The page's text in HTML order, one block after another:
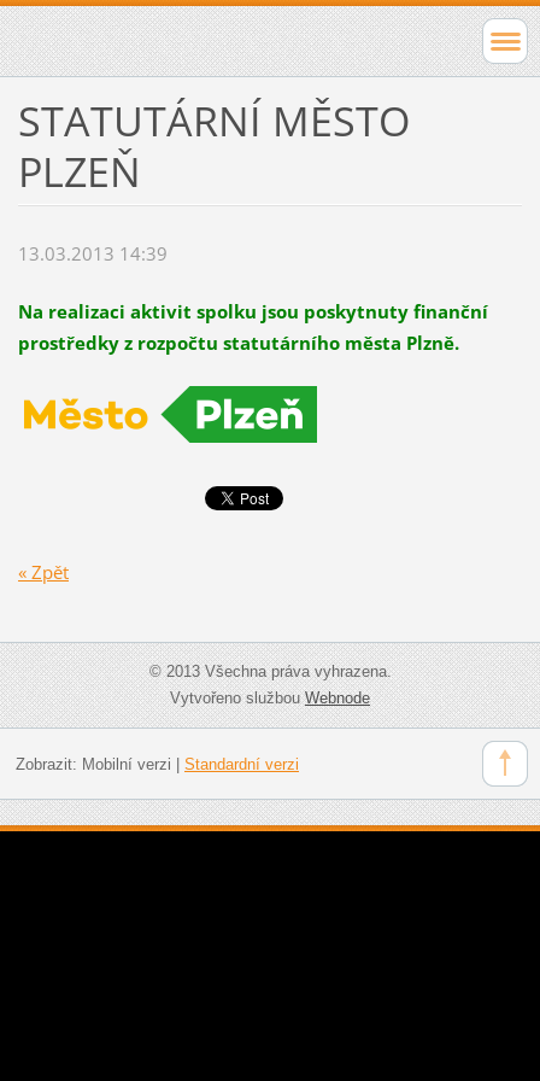
STATUTÁRNÍ MĚSTO
PLZEŇ
13.03.2013 14:39
Na realizaci aktivit spolku jsou poskytnuty finanční
prostředky z rozpočtu statutárního města Plzně.
« Zpět
© 2013 Všechna práva vyhrazena.
Vytvořeno službouWebnode
Zobrazit: Mobilní verzi Standardní verzi